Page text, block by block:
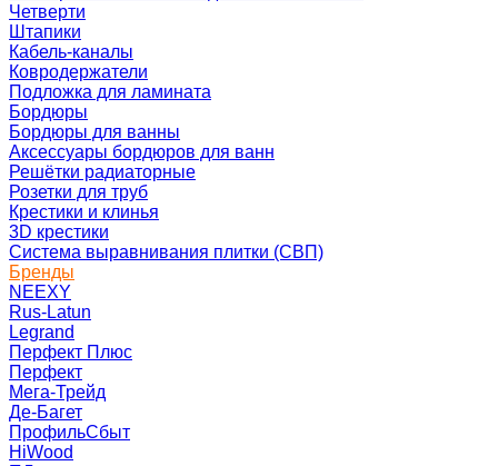
Четверти
Штапики
Кабель-каналы
Ковродержатели
Подложка для ламината
Бордюры
Бордюры для ванны
Аксессуары бордюров для ванн
Решётки радиаторные
Розетки для труб
Крестики и клинья
3D крестики
Система выравнивания плитки (СВП)
Бренды
NEEXY
Rus-Latun
Legrand
Перфект Плюс
Перфект
Мега-Трейд
Де-Багет
ПрофильСбыт
HiWood